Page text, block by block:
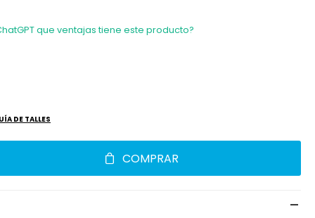
que ventajas tiene este producto?
DE TALLES
COMPRAR